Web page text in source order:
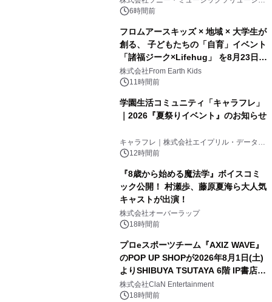
ンズ6時間前
フロムアースキッズ × 地域 × 大学生が
創る、 子どもたちの「自育」イベント
「諸福ジーク×Lifehug」 を8月23日
(日)開催
株式会社From Earth Kids
11時間前
学園生活コミュニティ「キャラフレ」
｜2026『夏祭りイベント』のお知らせ
キャラフレ｜株式会社エイプリル・データ・
デザインズ
12時間前
『8歳から始める魔法学』ボイスコミ
ック公開！ 村瀬歩、藤原夏海ら大人気
キャストが出演！
株式会社オーバーラップ
18時間前
プロeスポーツチーム『AXIZ WAVE』
のPOP UP SHOPが2026年8月1日(土)
よりSHIBUYA TSUTAYA 6階 IP書店で
開催決定！！
株式会社ClaN Entertainment
18時間前